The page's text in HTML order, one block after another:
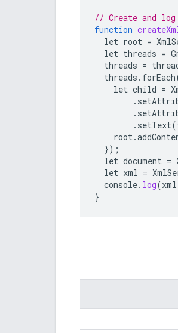
// Create and
function
let root =
let threads =
threads =
threads . forEach
let child =
.
.
. setText(
root.
});
let document =
let xml =
console. log(xml
}